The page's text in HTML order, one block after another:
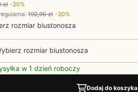
zł -20%
: 192,90 zł -20%
rozmiar biustonosza
rozmiar biustonosza
w 1 dzień roboczy
Dodaj do koszyka